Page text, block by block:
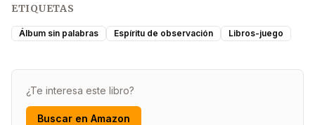
ETIQUETAS
Álbum sin palabras Espíritu de observación Libros-juego
¿Te interesa este libro?
Buscar en Amazon